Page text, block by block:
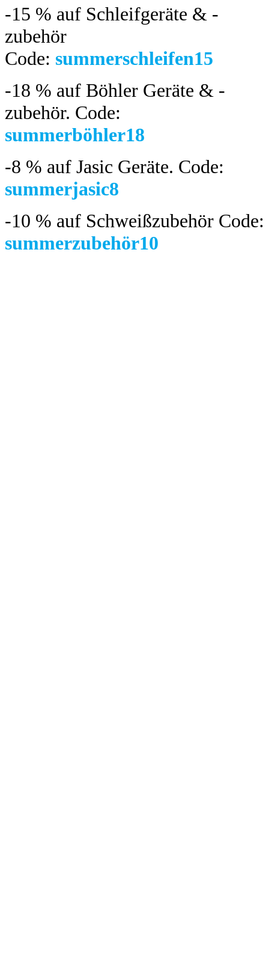
-15 % auf Schleifgeräte & -
zubehör
Code: summerschleifen15
-18 % auf Böhler Geräte & -
zubehör. Code:
summerböhler18
-8 % auf Jasic Geräte. Code:
summerjasic8
-10 % auf Schweißzubehör Code:
summerzubehör10